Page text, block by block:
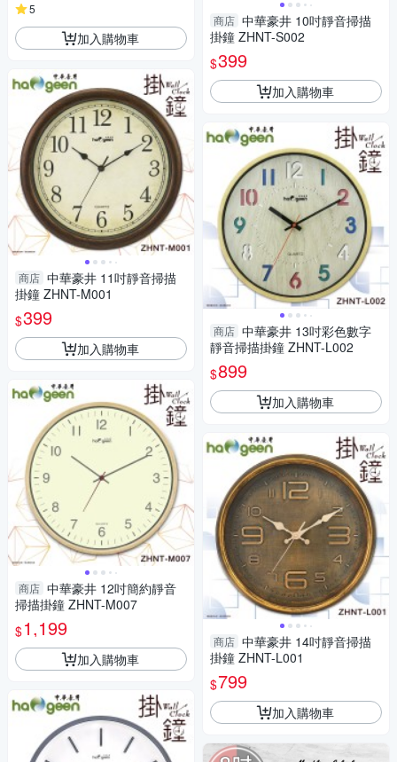
5
加入購物車
商店 中華豪井 11吋靜音掃描
掛鐘 ZHNT-M001
$399
加入購物車
商店 中華豪井 12吋簡約靜音
掃描掛鐘 ZHNT-M007
$1,199
加入購物車
商店 中華豪井 10吋靜音掃描
掛鐘 ZHNT-S002
$399
加入購物車
商店 中華豪井 13吋彩色數字
靜音掃描掛鐘 ZHNT-L002
$899
加入購物車
商店 中華豪井 14吋靜音掃描
掛鐘 ZHNT-L001
$799
加入購物車